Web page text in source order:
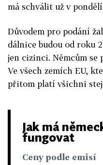
má schválit už v
Důvodem pro podání
dálnice budou od roku
jen cizinci. Němcům se
Ve všech zemích EU,
přitom platí všichni
Jak má
fungovat
Ceny podle emisí